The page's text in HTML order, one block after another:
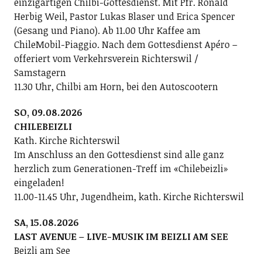
Herbig Weil, Pastor Lukas Blaser und Erica Spencer
(Gesang und Piano). Ab 11.00 Uhr Kaffee am
ChileMobil-Piaggio. Nach dem Gottesdienst Apéro –
offeriert vom Verkehrsverein Richterswil /
Samstagern
11.30 Uhr, Chilbi am Horn, bei den Autoscootern
SO, 09.08.2026
CHILEBEIZLI
Kath. Kirche Richterswil
Im Anschluss an den Gottesdienst sind alle ganz
herzlich zum Generationen-Treff im «Chilebeizli»
eingeladen!
11.00-11.45 Uhr, Jugendheim, kath. Kirche Richterswil
SA, 15.08.2026
LAST AVENUE – LIVE-MUSIK IM BEIZLI AM SEE
Beizli am See